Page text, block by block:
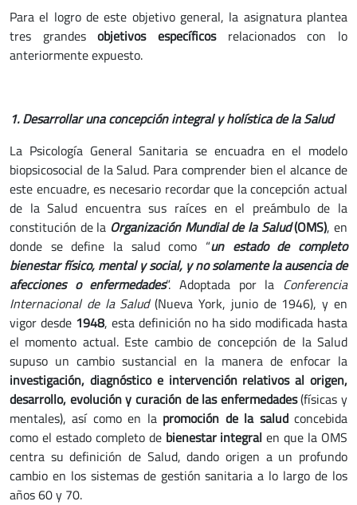
Para el logro de este objetivo general, la asignatura plantea
tres grandesobjetivos específicosrelacionados con lo
anteriormente expuesto.
1. Desarrollar una concepción integral y holística de la Salud
La Psicología General Sanitaria se encuadra en el modelo
biopsicosocial de la Salud. Para comprender bien el alcance de
este encuadre, es necesario recordar que la concepción actual
de la Salud encuentra sus raíces en el preámbulo de la
constitución de la Organización Mundial de la Salud(OMS), en
donde se define la salud como “un estado de completo
bienestar físico, mental y social, y no solamente la ausencia de
afecciones o enfermedades”. Adoptada por la Conferencia
Internacional de la Salud(Nueva York, junio de 1946), y en
vigor desde 1948, esta definición no ha sido modificada hasta
el momento actual. Este cambio de concepción de la Salud
supuso un cambio sustancial en la manera de enfocar la
investigación, diagnóstico e intervención relativos al origen,
desarrollo, evolución y curación de las enfermedades(físicas y
mentales), así como en la promoción de la saludconcebida
como el estado completo de bienestar integral en que la OMS
centra su definición de Salud, dando origen a un profundo
cambio en los sistemas de gestión sanitaria a lo largo de los
años 60 y 70.